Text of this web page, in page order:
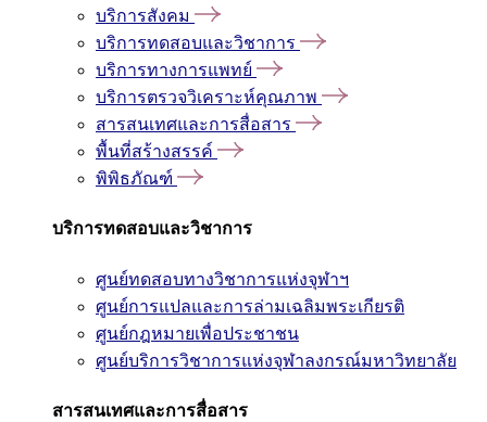
บริการสังคม
บริการทดสอบและวิชาการ
บริการทางการแพทย์
บริการตรวจวิเคราะห์คุณภาพ
สารสนเทศและการสื่อสาร
พื้นที่สร้างสรรค์
พิพิธภัณฑ์
บริการทดสอบและวิชาการ
ศูนย์ทดสอบทางวิชาการแห่งจุฬาฯ
ศูนย์การแปลและการล่ามเฉลิมพระเกียรติ
ศูนย์กฎหมายเพื่อประชาชน
ศูนย์บริการวิชาการแห่งจุฬาลงกรณ์มหาวิทยาลัย
สารสนเทศและการสื่อสาร